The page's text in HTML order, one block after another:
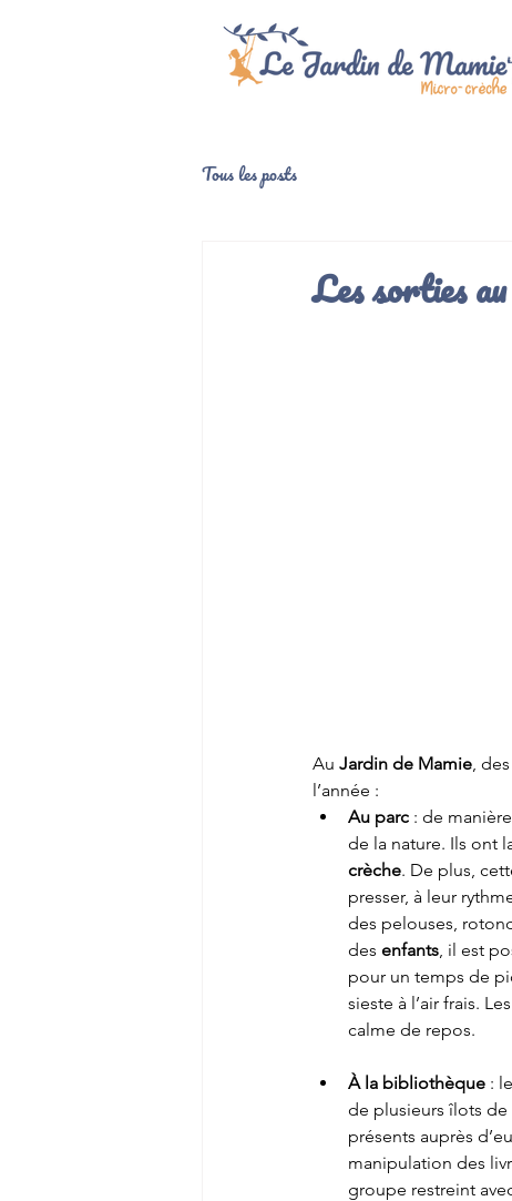
Tous les posts
Les sorties
Au Jardin de Mamie, des
l’année :
Au parc : de
de la nature. Ils ont
crèche. De plus,
presser, à leur
des pelouses,
des enfants, il est
pour un temps de
sieste à l’air frais.
calme de repos.
À la bibliothèque :
de plusieurs îlots de
présents auprès
manipulation des
groupe restreint